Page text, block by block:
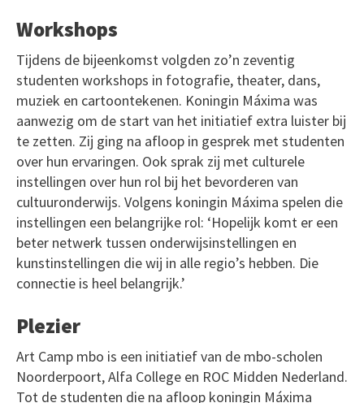
Workshops
Tijdens de bijeenkomst volgden zo’n zeventig
studenten workshops in fotografie, theater, dans,
muziek en cartoontekenen. Koningin Máxima was
aanwezig om de start van het initiatief extra luister bij
te zetten. Zij ging na afloop in gesprek met studenten
over hun ervaringen. Ook sprak zij met culturele
instellingen over hun rol bij het bevorderen van
cultuuronderwijs. Volgens koningin Máxima spelen die
instellingen een belangrijke rol: ‘Hopelijk komt er een
beter netwerk tussen onderwijsinstellingen en
kunstinstellingen die wij in alle regio’s hebben. Die
connectie is heel belangrijk.’
Plezier
Art Camp mbo is een initiatief van de mbo-scholen
Noorderpoort, Alfa College en ROC Midden Nederland.
Tot de studenten die na afloop koningin Máxima